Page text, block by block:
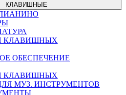
КЛАВИШНЫЕ
КЛАВИШНЫХ
ОБЕСПЕЧЕНИЕ
КЛАВИШНЫХ
МУЗ. ИНСТРУМЕНТОВ